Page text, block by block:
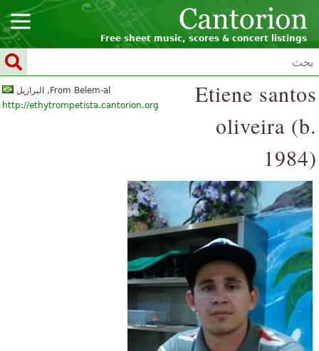
Free sheet music, scores & concert listings
From Belem-al, البرازيل
http://ethytrompetista.cantorion.org
Etiene santos
oliveira (b.
1984)